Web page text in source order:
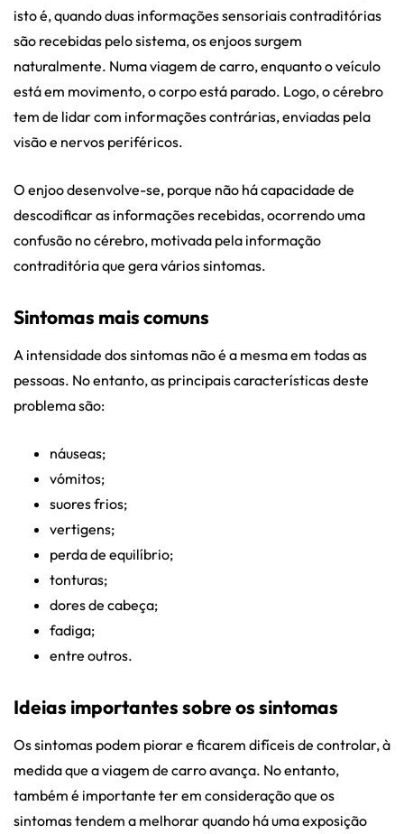
isto é, quando duas informações sensoriais contraditórias
são recebidas pelo sistema, os enjoos surgem
naturalmente. Numa viagem de carro, enquanto o veículo
está em movimento, o corpo está parado. Logo, o cérebro
tem de lidar com informações contrárias, enviadas pela
visão e nervos periféricos.
O enjoo desenvolve-se, porque não há capacidade de
descodificar as informações recebidas, ocorrendo uma
confusão no cérebro, motivada pela informação
contraditória que gera vários sintomas.
Sintomas mais comuns
A intensidade dos sintomas não é a mesma em todas as
pessoas. No entanto, as principais características deste
problema são:
náuseas;
vómitos;
suores frios;
vertigens;
perda de equilíbrio;
tonturas;
dores de cabeça;
fadiga;
entre outros.
Ideias importantes sobre os sintomas
Os sintomas podem piorar e ficarem difíceis de controlar, à
medida que a viagem de carro avança. No entanto,
também é importante ter em consideração que os
sintomas tendem a melhorar quando há uma exposição